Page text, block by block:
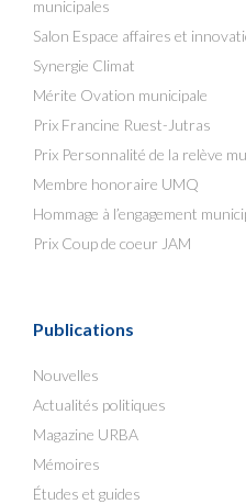
municipales
Salon Espace affaires et
Synergie Climat
Mérite Ovation municipale
Prix Francine Ruest-Jutras
Prix Personnalité de la relève
Membre honoraire UMQ
Hommage à l’engagement
Prix Coup de coeur JAM
Publications
Nouvelles
Actualités politiques
Magazine URBA
Mémoires
Études et guides